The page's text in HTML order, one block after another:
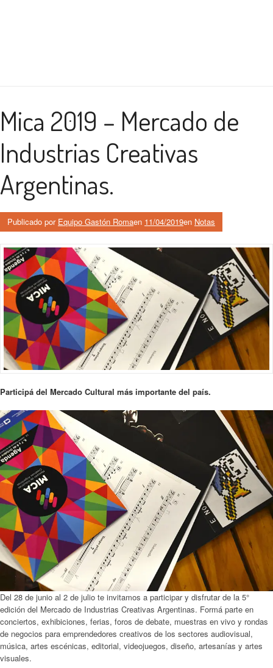
Mica 2019 – Mercado de
Industrias Creativas
Argentinas.
Publicado por Equipo Gastón Romaen 11/04/2019en Notas
Participá del Mercado Cultural más importante del país.
Del 28 de junio al 2 de julio te invitamos a participar y disfrutar de la 5°
edición del Mercado de Industrias Creativas Argentinas. Formá parte en
conciertos, exhibiciones, ferias, foros de debate, muestras en vivo y rondas
de negocios para emprendedores creativos de los sectores audiovisual,
música, artes escénicas, editorial, videojuegos, diseño, artesanías y artes
visuales.